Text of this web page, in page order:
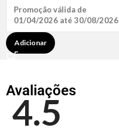
Promoção válida de
01/04/2026 até 30/08/2026
Adicionar
Avaliações
4.5